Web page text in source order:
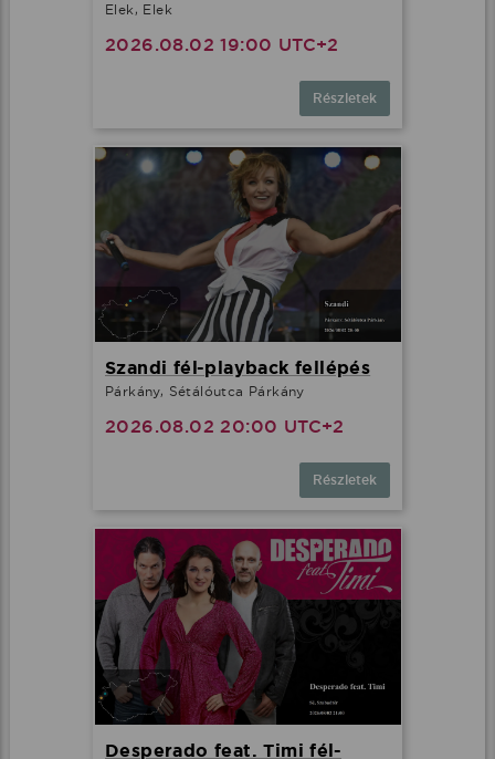
Elek, Elek
2026.08.02 19:00 UTC+2
Részletek
Szandi fél-playback fellépés
Párkány, Sétálóutca Párkány
2026.08.02 20:00 UTC+2
Részletek
Desperado feat. Timi fél-